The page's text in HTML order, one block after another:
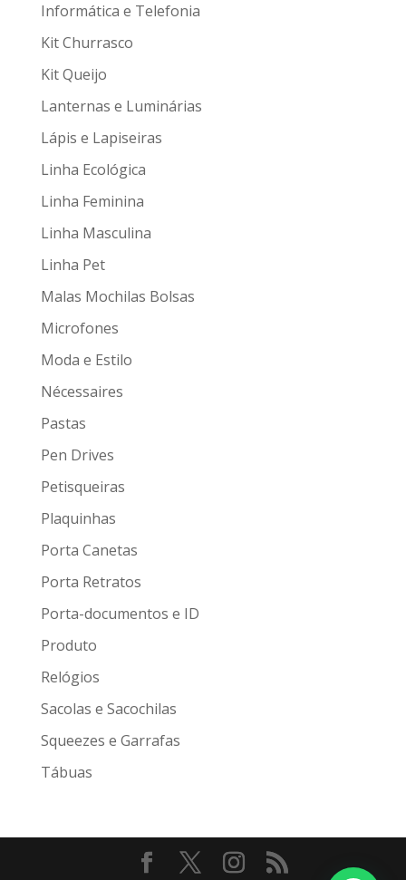
Informática e Telefonia
Kit Churrasco
Kit Queijo
Lanternas e Luminárias
Lápis e Lapiseiras
Linha Ecológica
Linha Feminina
Linha Masculina
Linha Pet
Malas Mochilas Bolsas
Microfones
Moda e Estilo
Nécessaires
Pastas
Pen Drives
Petisqueiras
Plaquinhas
Porta Canetas
Porta Retratos
Porta-documentos e ID
Produto
Relógios
Sacolas e Sacochilas
Squeezes e Garrafas
Tábuas